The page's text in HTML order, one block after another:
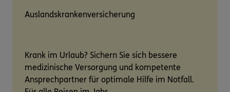
Auslandskrankenversicherung
Krank im Urlaub? Sichern Sie sich bessere
medizinische Versorgung und kompetente
Ansprechpartner für optimale Hilfe im Notfall.